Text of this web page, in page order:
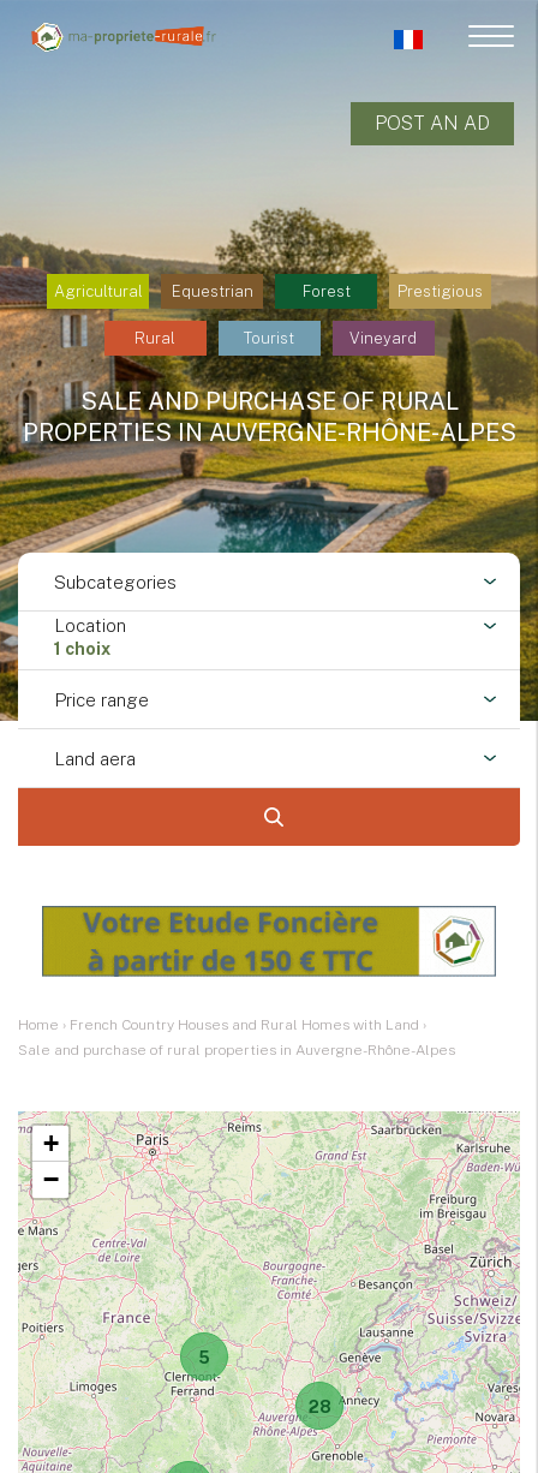
POST AN AD
Agricultural Equestrian Forest Prestigious
Rural Tourist Vineyard
SALE AND PURCHASE OF RURAL
PROPERTIES IN AUVERGNE-RHÔNE-ALPES
Subcategories
Location
1 choix
Price range
Land aera
Home › French Country Houses and Rural Homes with Land ›
Sale and purchase of rural properties in Auvergne-Rhône-Alpes
5
28
+
−